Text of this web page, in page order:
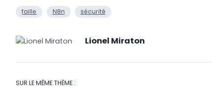
faille N8n sécurité
Lionel Miraton
SUR LE MÊME THÈME :